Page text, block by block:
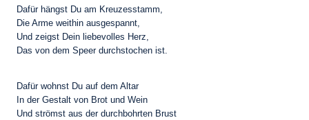
Dafür hängst Du am Kreuzesstamm,
Die Arme weithin ausgespannt,
Und zeigst Dein liebevolles Herz,
Das von dem Speer durchstochen ist.
Dafür wohnst Du auf dem Altar
In der Gestalt von Brot und Wein
Und strömst aus der durchbohrten Brust